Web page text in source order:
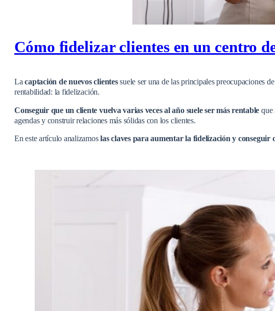
Cómo fidelizar clientes en un centro
Lacaptación de nuevos clientessuele ser una de las principales preocupaciones
rentabilidad: la fidelización.
Conseguir que un cliente vuelva varias veces al año suele ser más rentable que
agendas y construir relaciones más sólidas con los clientes.
En este artículo analizamoslas claves para aumentar la fidelización y conseguir